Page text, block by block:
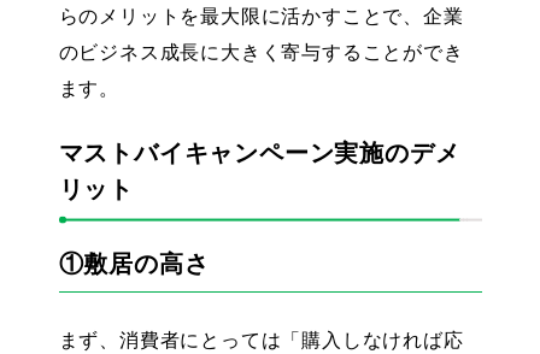
らのメリットを最大限に活かすことで、企業
のビジネス成長に大きく寄与することができ
ます。
マストバイキャンペーン実施のデメ
リット
①敷居の高さ
まず、消費者にとっては「購入しなければ応